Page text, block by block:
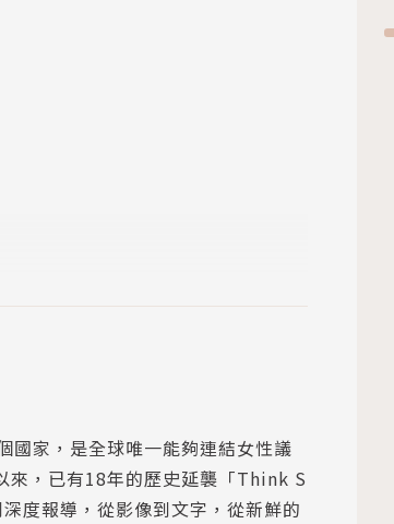
26 Cruise 度假系列以跨越時空的
金屬光澤與浪漫花卉，描繪現代女
生活，呈現專屬香奈兒的輕盈又雋
授權方式，尊重透明永續、大自然
家，是全球唯一能夠連結女性議
來，已有18年的歷史延襲「Think S
報導，從影像到文字，從新鮮的